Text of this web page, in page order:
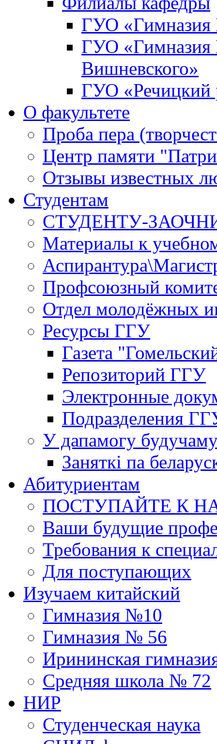
ГУО «Гимназия
ГУО
Вишневского»
ГУО «Речицкий
О факультете
Проба пера
Центр памяти
Отзывы известных
Студентам
СТУДЕНТУ-
Материалы к
Профсоюзный
Отдел молодёжных
Ресурсы ГГУ
Газета
Репозиторий ГГУ
Электронные
Подразделения
У дапамогу
Заняткi па
Абитуриентам
ПОСТУПАЙТЕ К
Ваши будущие
Требования к
Для поступающих
Изучаем китайский
Гимназия №10
Гимназия № 56
Ирининская
Средняя школа № 72
НИР
Студенческая наука